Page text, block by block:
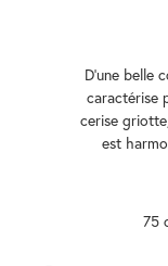
D’une belle
caractérise
cerise
est
75